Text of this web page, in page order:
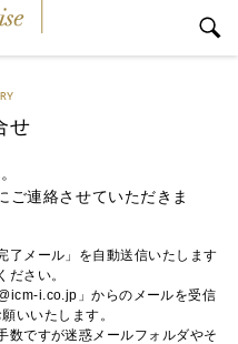
せ
ご連絡させていただきま
了メール」を自動送信いたします
ださい。
i.co.jp」からのメールを受信
いいたします。
数ですが迷惑メールフォルダやそ